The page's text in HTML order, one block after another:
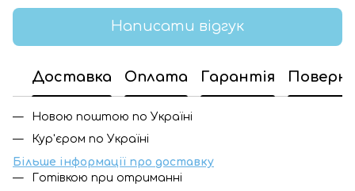
Написати відгук
Доставка Оплата Гарантія
Новою поштою по Україні
Кур'єром по Україні
Більше інформації про доставку
Готівкою при отриманні